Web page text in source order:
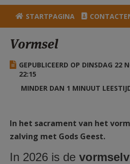
VIERINGEN
HULP
STARTPAGINA
AANMELDEN OF
STARTPAGINA
Vormsel
GEPUBLICEERD OP DINSDAG 22
22:15
MINDER DAN 1 MINUUT
In het sacrament van het
zalving met Gods Geest.
In 2026 is de